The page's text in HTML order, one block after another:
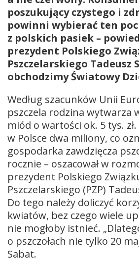
poszukujący czystego i
powinni wybierać ten
z polskich pasiek –
prezydent Polskiego
Pszczelarskiego Tadeusz
obchodzimy Światowy
Według szacunków Unii
pszczela rodzina wytwarza
miód o wartości ok. 5 tys.
w Polsce dwa miliony, co
gospodarka zawdzięcza
rocznie – oszacował w
prezydent Polskiego
Pszczelarskiego (PZP)
Do tego należy doliczyć
kwiatów, bez czego wiele
nie mogłoby istnieć.
o pszczołach nie tylko 20
Sabat.